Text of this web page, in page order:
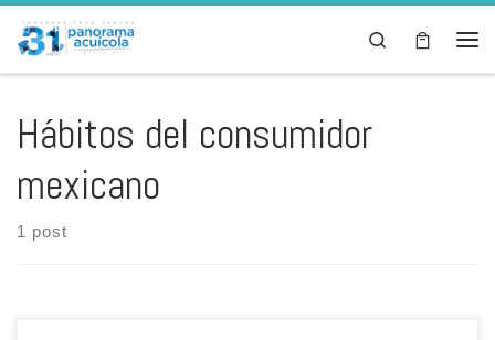
Skip to content
Search
Hábitos del consumidor
mexicano
1 post